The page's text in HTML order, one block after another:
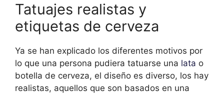
Tatuajes realistas y
etiquetas de cerveza
Ya se han explicado los diferentes motivos por
lo que una persona pudiera tatuarse una lata o
botella de cerveza, el diseño es diverso, los hay
realistas, aquellos que son basados en una